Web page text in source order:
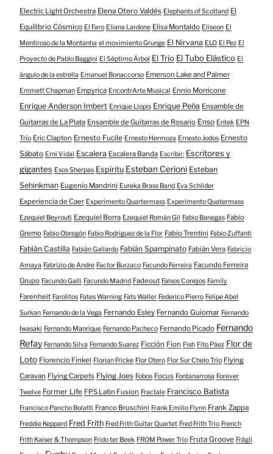
Electric Light Orchestra Elena Otero Valdés Elephants of Scotland El
Equilibrio Cósmico El Faro Eliana Lardone Elisa Montaldo Eliseon El
Mentiroso de la Montanha el movimiento Grunge El Nirvana ELO El Pez El
Proyecto de Pablo Baggini El Séptimo Árbol El Trío El Tubo Elástico El
ángulo de la estrella Emanuel Bonaccorso Emerson Lake and Palmer
Emmett Chapman Empyrica EncontrArte Musical Ennio Morricone
Enrique Anderson Imbert Enrique Llopis Enrique Peña Ensamble de
Guitarras de La Plata Ensamble de Guitarras de Rosario Enso Entek EPN
Trío Eric Clapton Ernesto Fucile Ernesto Hermoza Ernesto Jodos Ernesto
Sábato Erni Vidal Escalera Escalera Banda Escribir: Escritores y
gigantes Esos Sherpas Espíritu Esteban Cerioni Esteban
Sehinkman Eugenio Mandrini Eureka Brass Band Eva Schilder
Experiencia de Caer Experimento Quartermass Experimento Quatermass
Ezequiel Beyrouti Ezequiel Borra Ezequiel Román Gil Fabio Banegas Fabio
Gremo Fabio Obregón Fabio Rodriguez de la Flor Fabio Trentini Fabio Zuffanti
Fabián Castilla Fabián Gallardo Fabián Spampinato Fabián Vera Fabricio
Amaya Fabrizio de Andre Factor Burzaco Facundo Ferreira Facundo Ferreira
Grupo Facundo Galli Facundo Madrid Fadeout Falsos Conejos Family
Farenheit Farolitos Fates Warning Fats Waller Federico Pierro Felipe Abel
Surkan Fernando de la Vega Fernando Esley Fernando Guiomar Fernando
Iwasaki Fernando Manrique Fernando Pacheco Fernando Picado Fernando
Refay Fernando Silva Fernando Suarez Ficción Fion Fish Fito Páez Flor de
Loto Florencio Finkel Florian Fricke Flor Otero Flor Sur Chelo Trío Flying
Caravan Flying Carpets Flying Joes Fobos Focus Fontanarrosa Forever
Twelve Former Life FPS Latin Fusion Fractale Francisco Batista
Francisco Pancho Bolatti Franco Bruschini Frank Emilio Flynn Frank Zappa
Freddie Keppard Fred Frith Fred Frith Guitar Quartet Fred Frith Trio French
Frith Kaiser & Thompson Frido ter Beek FROM Power Trío Fruta Groove Frágil